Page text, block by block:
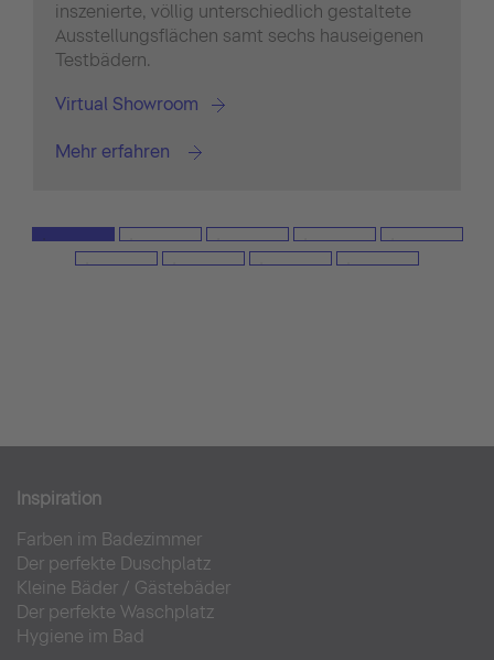
inszenierte, völlig unterschiedlich gestaltete
Ausstellungsflächen samt sechs hauseigenen
Testbädern.
Virtual Showroom
Mehr erfahren
Inspiration
Farben im Badezimmer
Der perfekte Duschplatz
Kleine Bäder / Gästebäder
Der perfekte Waschplatz
Hygiene im Bad